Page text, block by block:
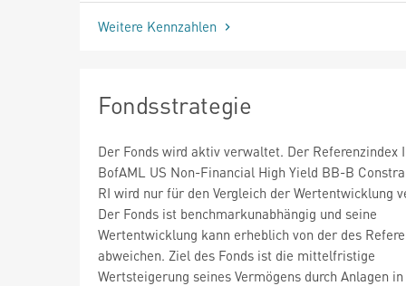
Weitere Kennzahlen
Fondsstrategie
Der Fonds wird aktiv verwaltet. Der Referenzindex
BofAML US Non-Financial High Yield BB-B
RI wird nur für den Vergleich der Wertentwicklung
Der Fonds ist benchmarkunabhängig und seine
Wertentwicklung kann erheblich von der des
abweichen. Ziel des Fonds ist die mittelfristige
Wertsteigerung seines Vermögens durch Anlagen